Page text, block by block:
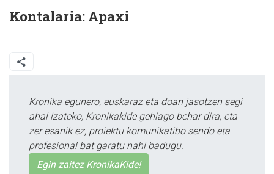
Kontalaria: Apaxi
Kronika egunero, euskaraz eta doan jasotzen segi
ahal izateko, Kronikakide gehiago behar dira, eta
zer esanik ez, proiektu komunikatibo sendo eta
profesional bat garatu nahi badugu.
Egin zaitez KronikaKide!